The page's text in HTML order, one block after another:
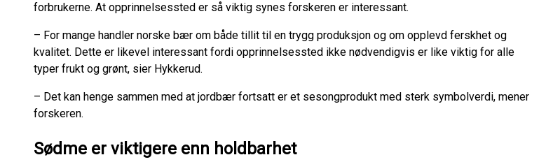
forbrukerne. At opprinnelsessted er så viktig synes forskeren er interessant.
– For mange handler norske bær om både tillit til en trygg produksjon og om opplevd ferskhet og
kvalitet. Dette er likevel interessant fordi opprinnelsessted ikke nødvendigvis er like viktig for alle
typer frukt og grønt, sier Hykkerud.
– Det kan henge sammen med at jordbær fortsatt er et sesongprodukt med sterk symbolverdi, mener
forskeren.
Sødme er viktigere enn holdbarhet